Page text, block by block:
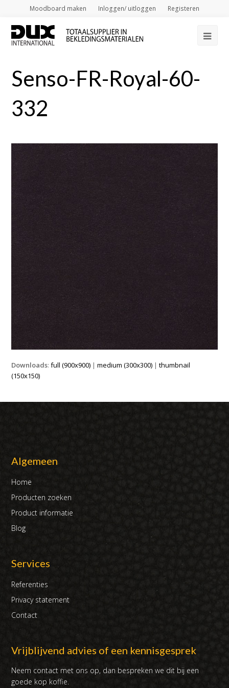
Moodboard maken Inloggen/ uitloggen Registeren
Senso-FR-Royal-60-
332
Downloads:full (900x900) |medium (300x300) |thumbnail
(150x150)
Algemeen
Home
Producten zoeken
Product informatie
Blog
Services
Referenties
Privacy statement
Contact
Vrijblijvend advies of een kennisgesprek
Neem contact met ons op, dan bespreken we dit bij een
goede kop koffie.